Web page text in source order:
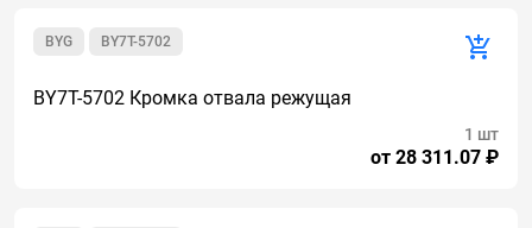
BY7T-5702
BYG
BY7T-5702 Кромка отвала режущая
от 28 311.07 ₽
1 шт